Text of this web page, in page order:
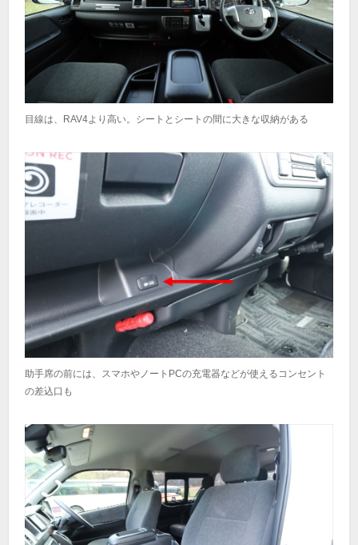
目線は、RAV4より高い。シートとシートの間に大きな収納がある
助手席の前には、スマホやノートPCの充電器などが使えるコンセント
の差込口も